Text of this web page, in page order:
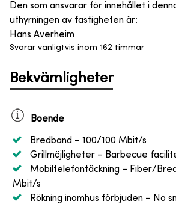
Den som ansvarar för innehållet i
uthyrningen av fastigheten är:
Hans Averheim
Svarar vanligtvis inom 162 timmar
Bekvämligheter
Boende
Bredband – 100/100 Mbit/s
Grillmöjligheter – Barbecue
Mobiltelefontäckning – Fiber/
Mbit/s
Rökning inomhus förbjuden – No